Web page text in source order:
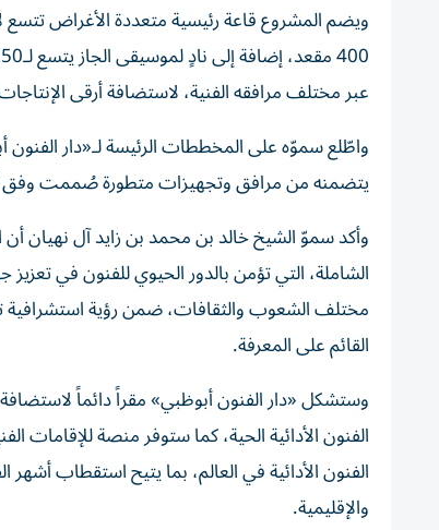
عبر مختلف مرافقه الفنية، لاستضافة أرقى
واطّلع سموّه على المخططات الرئيسة لـ«دار
يتضمنه من مرافق وتجهيزات متطورة صُممت وفق أعلى
وأكد سموّ الشيخ خالد بن محمد بن زايد آل نهيان أن
الشاملة، التي تؤمن بالدور الحيوي للفنون في
مختلف الشعوب والثقافات، ضمن رؤية استشرافية
القائم على المعرفة.
وستشكل «دار الفنون أبوظبي» مقراً دائماً
الفنون الأدائية الحية، كما ستوفر منصة للإقامات
الفنون الأدائية في العالم، بما يتيح استقطاب أشهر
والإقليمية.